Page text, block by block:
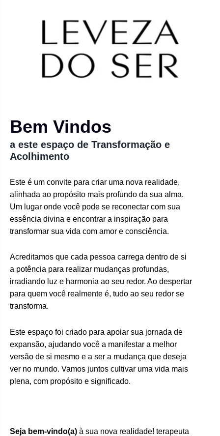
Bem Vindos
a este espaço de Transformação e
Acolhimento
Este é um convite para criar uma nova realidade,
alinhada ao propósito mais profundo da sua alma.
Um lugar onde você pode se reconectar com sua
essência divina e encontrar a inspiração para
transformar sua vida com amor e consciência.
Acreditamos que cada pessoa carrega dentro de si
a potência para realizar mudanças profundas,
irradiando luz e harmonia ao seu redor. Ao despertar
para quem você realmente é, tudo ao seu redor se
transforma.
Este espaço foi criado para apoiar sua jornada de
expansão, ajudando você a manifestar a melhor
versão de si mesmo e a ser a mudança que deseja
ver no mundo. Vamos juntos cultivar uma vida mais
plena, com propósito e significado.
Seja bem-vindo(a) à sua nova realidade! terapeuta